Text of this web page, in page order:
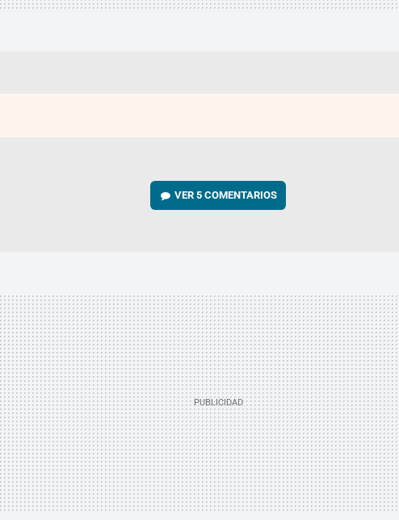
VER5 COMENTARIOS